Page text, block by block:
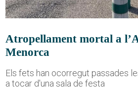
Atropellament mortal a
Menorca
Els fets han ocorregut passades
a tocar d'una sala de festa